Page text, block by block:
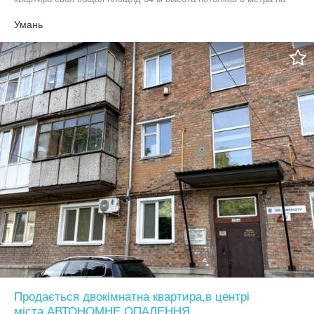
Умань
Продається двокімнатна квартира,в центрі
міста,АВТОНОМНЕ ОПАЛЕННЯ